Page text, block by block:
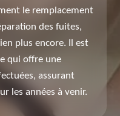
le remplacement
des fuites,
plus encore. Il est
qui offre une
assurant
les années à venir.